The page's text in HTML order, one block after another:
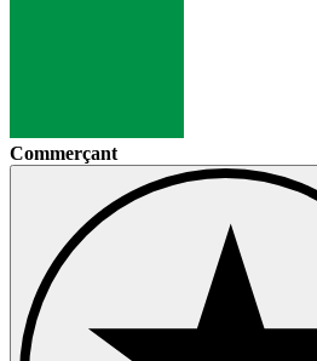
Commerçant